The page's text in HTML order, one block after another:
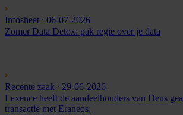
Infosheet ⸱ 06-07-2026
Zomer Data Detox: pak regie over je data
Recente zaak ⸱ 29-06-2026
Lexence heeft de aandeelhouders van Deus
transactie met Eraneos.